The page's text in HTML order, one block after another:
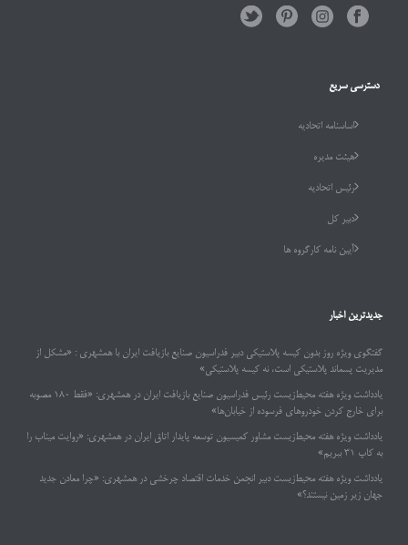
دسترسی سریع
اساسنامه اتحادیه
هیئت مدیره
رئیس اتحادیه
دبیر کل
آیین نامه کارگروه ها
جدیدترین اخبار
گفتگوی ویژه روز بدون کیسه پلاستیکی دبیر فدراسیون صنایع بازیافت ایران با همشهری : «مشکل از
مدیریت پسماند پلاستیکی است، نه کیسه پلاستیکی»
یادداشت ویژه هفته محیط‌زیست رئیس فدراسیون صنایع بازیافت ایران در همشهری: «فقط ۱۸۰ مصوبه
برای خارج کردن خودروهای فرسوده از خیابان‌ها»
یادداشت ویژه هفته محیط‌زیست مشاور کمیسیون توسعه پایدار اتاق ایران در همشهری: «روایت میناب را
به کاپ ۳۱ ببریم»
یادداشت ویژه هفته محیط‌زیست دبیر انجمن خدمات اقتصاد چرخشی در همشهری: «چرا معادن جدید
جهان زیر زمین نیستند؟»